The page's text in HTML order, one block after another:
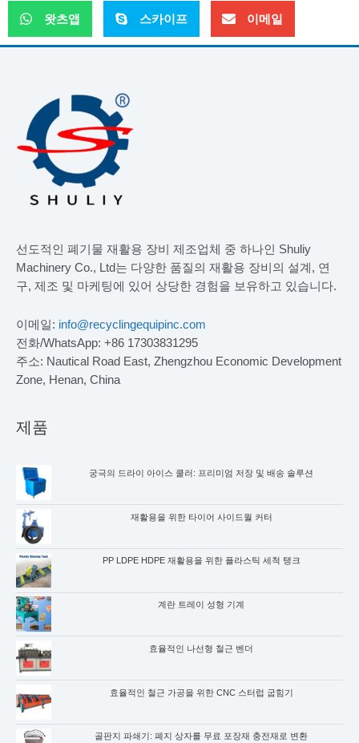
왓츠앱 스카이프 이메일
선도적인 폐기물 재활용 장비 제조업체 중 하나인 Shuliy
Machinery Co., Ltd는 다양한 품질의 재활용 장비의 설계, 연
구, 제조 및 마케팅에 있어 상당한 경험을 보유하고 있습니다.
이메일: info@recyclingequipinc.com
전화/WhatsApp: +86 17303831295
주소: Nautical Road East, Zhengzhou Economic Development
Zone, Henan, China
제품
궁극의 드라이 아이스 쿨러: 프리미엄 저장 및 배송 솔루션
재활용을 위한 타이어 사이드월 커터
PP LDPE HDPE 재활용을 위한 플라스틱 세척 탱크
계란 트레이 성형 기계
효율적인 나선형 철근 벤더
효율적인 철근 가공을 위한 CNC 스터럽 굽힘기
골판지 파쇄기: 폐지 상자를 무료 포장재 충전재로 변환